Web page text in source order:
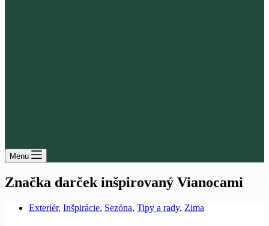
Menu
Značka darček inšpirovaný Vianocami
Exteriér, Inšpirácie, Sezóna, Tipy a rady, Zima